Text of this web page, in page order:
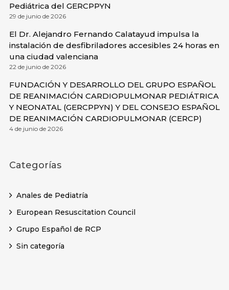
Pediátrica del GERCPPYN
29 de junio de 2026
El Dr. Alejandro Fernando Calatayud impulsa la
instalación de desfibriladores accesibles 24 horas en
una ciudad valenciana
22 de junio de 2026
FUNDACIÓN Y DESARROLLO DEL GRUPO ESPAÑOL
DE REANIMACIÓN CARDIOPULMONAR PEDIÁTRICA
Y NEONATAL (GERCPPYN) Y DEL CONSEJO ESPAÑOL
DE REANIMACIÓN CARDIOPULMONAR (CERCP)
4 de junio de 2026
Categorías
Anales de Pediatría
European Resuscitation Council
Grupo Español de RCP
Sin categoría